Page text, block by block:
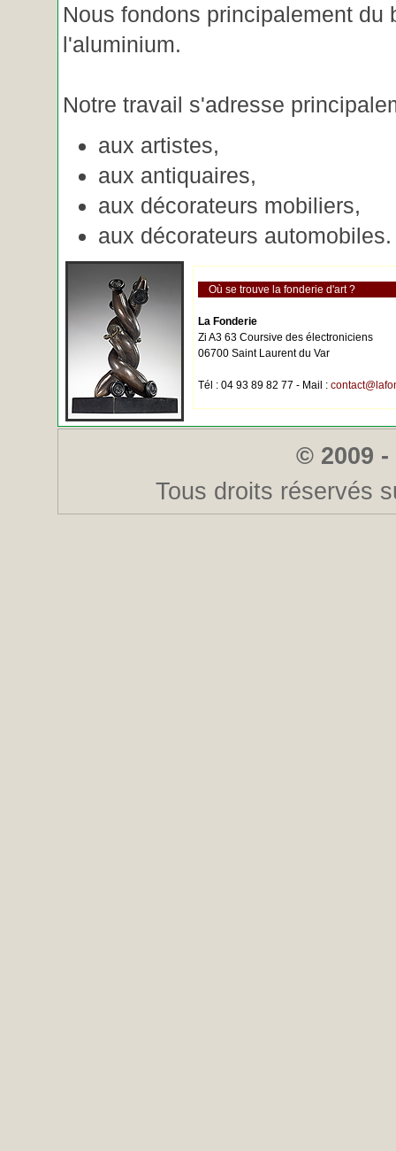
Nous fondons principalement
l'aluminium.
Notre travail s'adresse
aux artistes,
aux antiquaires,
aux décorateurs mobiliers,
aux décorateurs automobiles.
Où se trouve la fonderie d'art ?
La Fonderie
Zi A3 63 Coursive des électroniciens
06700 Saint Laurent du Var
Tél : 04 93 89 82 77 - Mail :
© 2009
Tous droits réservés